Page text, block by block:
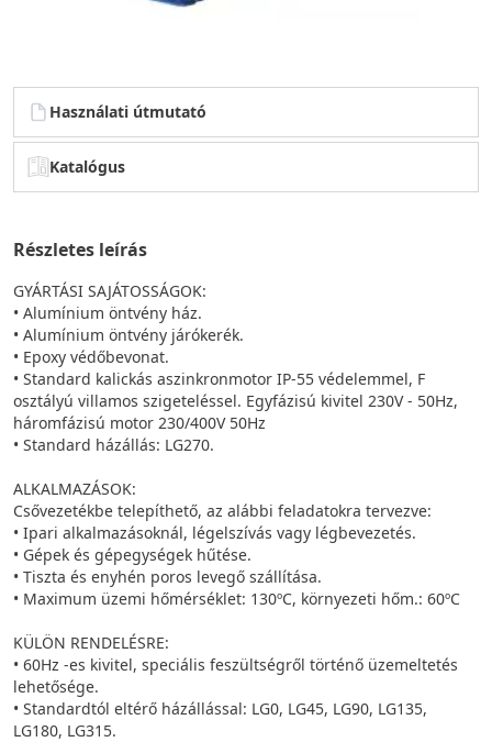
Használati útmutató
Katalógus
Részletes leírás
GYÁRTÁSI SAJÁTOSSÁGOK:
• Alumínium öntvény ház.
• Alumínium öntvény járókerék.
• Epoxy védőbevonat.
• Standard kalickás aszinkronmotor IP-55 védelemmel, F
osztályú villamos szigeteléssel. Egyfázisú kivitel 230V - 50Hz,
háromfázisú motor 230/400V 50Hz
• Standard házállás: LG270.
ALKALMAZÁSOK:
Csővezetékbe telepíthető, az alábbi feladatokra tervezve:
• Ipari alkalmazásoknál, légelszívás vagy légbevezetés.
• Gépek és gépegységek hűtése.
• Tiszta és enyhén poros levegő szállítása.
• Maximum üzemi hőmérséklet: 130ºC, környezeti hőm.: 60ºC
KÜLÖN RENDELÉSRE:
• 60Hz -es kivitel, speciális feszültségről történő üzemeltetés
lehetősége.
• Standardtól eltérő házállással: LG0, LG45, LG90, LG135,
LG180, LG315.